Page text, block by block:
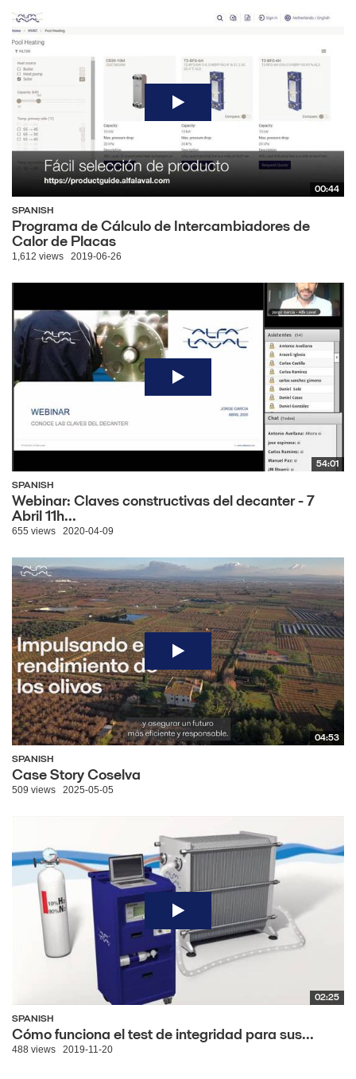
00:44
SPANISH
Programa de Cálculo de Intercambiadores de
Calor de Placas
1,612 views 2019-06-26
54:01
SPANISH
Webinar: Claves constructivas del decanter - 7
Abril 11h...
655 views 2020-04-09
04:53
SPANISH
Case Story Coselva
509 views 2025-05-05
02:25
SPANISH
Cómo funciona el test de integridad para sus...
488 views 2019-11-20